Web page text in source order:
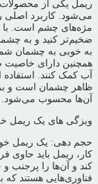
ریمل یکی از
می‌شود. کاربرد اصلی
مژه‌های چشم است. با
ضخیم‌تر کنید و به
به خوبی به چشمان
همچنین دارای خاصیت
آب کمک کنند.
ظاهر چشمان است و
آن‌ها محسوب می‌شود.
ویزگی های یک ریمل
حجم دهی: یک ریمل
کار، ریمل باید حاوی
کند و آن‌ها را پرجنب
فناوری‌هایی هستند که